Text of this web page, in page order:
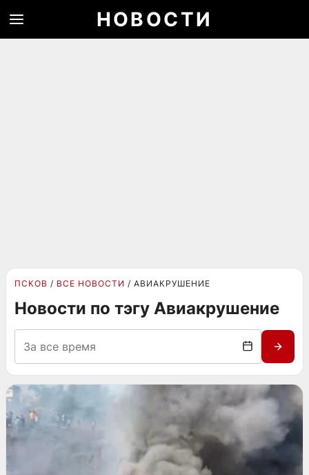
НОВОСТИ
ПСКОВ ВСЕ НОВОСТИ АВИАКРУШЕНИЕ
Новости по тэгу Авиакрушение